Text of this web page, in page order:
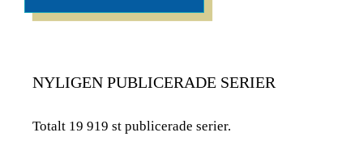
NYLIGEN PUBLICERADE SERIER
Totalt 19 919 st publicerade serier.